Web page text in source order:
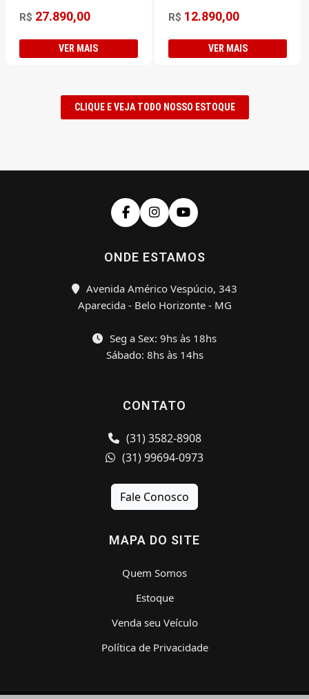
R$ 27.890,00
VER MAIS
R$ 12.890,00
VER MAIS
CLIQUE E VEJA TODO NOSSO ESTOQUE
ONDE ESTAMOS
Avenida Américo Vespúcio, 343
Aparecida - Belo Horizonte - MG
Seg a Sex: 9hs às 18hs
Sábado: 8hs às 14hs
CONTATO
(31) 3582-8908
(31) 99694-0973
Fale Conosco
MAPA DO SITE
Quem Somos
Estoque
Venda seu Veículo
Política de Privacidade